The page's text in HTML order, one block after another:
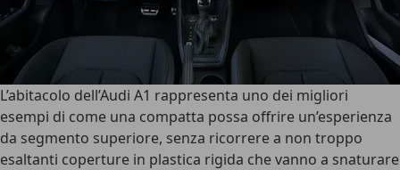
L’abitacolo dell’Audi A1 rappresenta uno dei migliori
esempi di come una compatta possa offrire un’esperienza
da segmento superiore, senza ricorrere a non troppo
esaltanti coperture in plastica rigida che vanno a snaturare